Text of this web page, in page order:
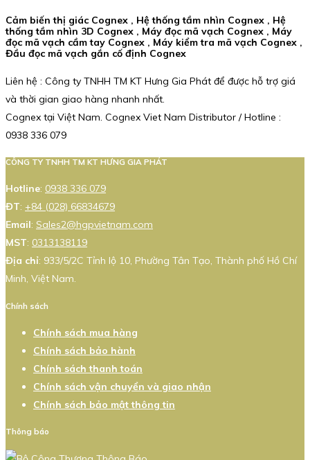
Cảm biến thị giác Cognex , Hệ thống tầm nhìn Cognex , Hệ
thống tầm nhìn 3D Cognex , Máy đọc mã vạch Cognex , Máy
đọc mã vạch cầm tay Cognex , Máy kiểm tra mã vạch Cognex ,
Đầu đọc mã vạch gắn cố định Cognex
Liên hệ : Công ty TNHH TM KT Hưng Gia Phát để được hỗ trợ giá
và thời gian giao hàng nhanh nhất.
Cognex tại Việt Nam. Cognex Viet Nam Distributor / Hotline :
0938 336 079
CÔNG TY TNHH TM KT HƯNG GIA PHÁT
Hotline: 0938 336 079
ĐT: +84 (028) 66834679
Email: Sales2@hgpvietnam.com
MST: 0313138119
Địa chỉ: 933/5/2C Tỉnh lộ 10, Phường Tân Tạo, Thành phố Hồ Chí
Minh, Việt Nam.
Chính sách
Chính sách mua hàng
Chính sách bảo hành
Chính sách thanh toán
Chính sách vận chuyển và giao nhận
Chính sách bảo mật thông tin
Thông báo